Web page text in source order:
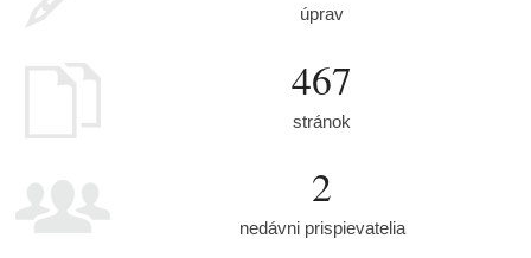
úprav
467
stránok
2
nedávni prispievatelia